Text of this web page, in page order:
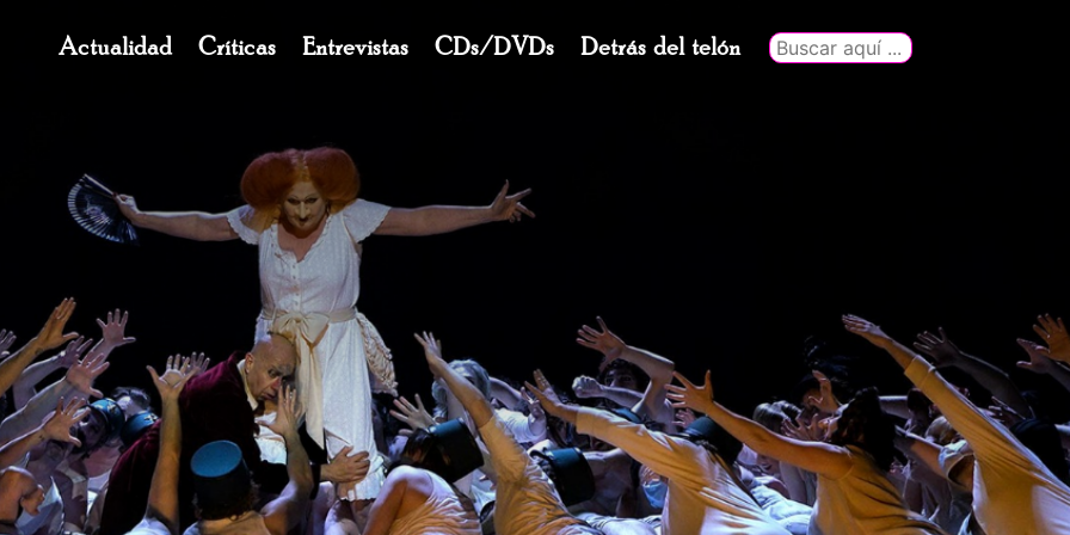
Navegación
Actualidad Críticas Entrevistas CDs/DVDs Detrás del telón
Buscar